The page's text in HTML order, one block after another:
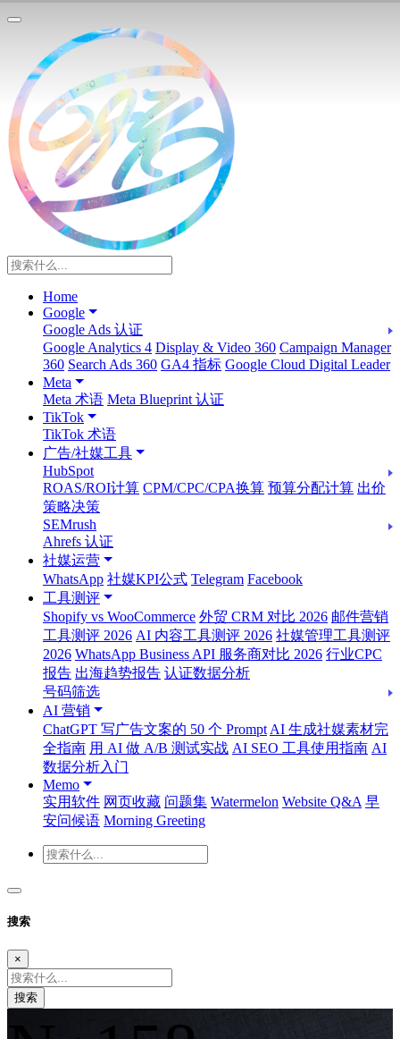
Home
Google
Google Ads 认证
Google Analytics 4 Display & Video 360 Campaign Manager
360 Search Ads 360 GA4 指标 Google Cloud Digital Leader
Meta
Meta 术语 Meta Blueprint 认证
TikTok
TikTok 术语
广告/社媒工具
HubSpot
ROAS/ROI计算 CPM/CPC/CPA换算 预算分配计算 出价
策略决策
SEMrush
Ahrefs 认证
社媒运营
WhatsApp 社媒KPI公式 Telegram Facebook
工具测评
Shopify vs WooCommerce 外贸 CRM 对比 2026 邮件营销
工具测评 2026 AI 内容工具测评 2026 社媒管理工具测评
2026 WhatsApp Business API 服务商对比 2026 行业CPC
报告 出海趋势报告 认证数据分析
号码筛选
AI 营销
ChatGPT 写广告文案的 50 个 Prompt AI 生成社媒素材完
全指南 用 AI 做 A/B 测试实战 AI SEO 工具使用指南 AI
数据分析入门
Memo
实用软件 网页收藏 问题集 Watermelon Website Q&A 早
安问候语 Morning Greeting
搜索
×
搜索